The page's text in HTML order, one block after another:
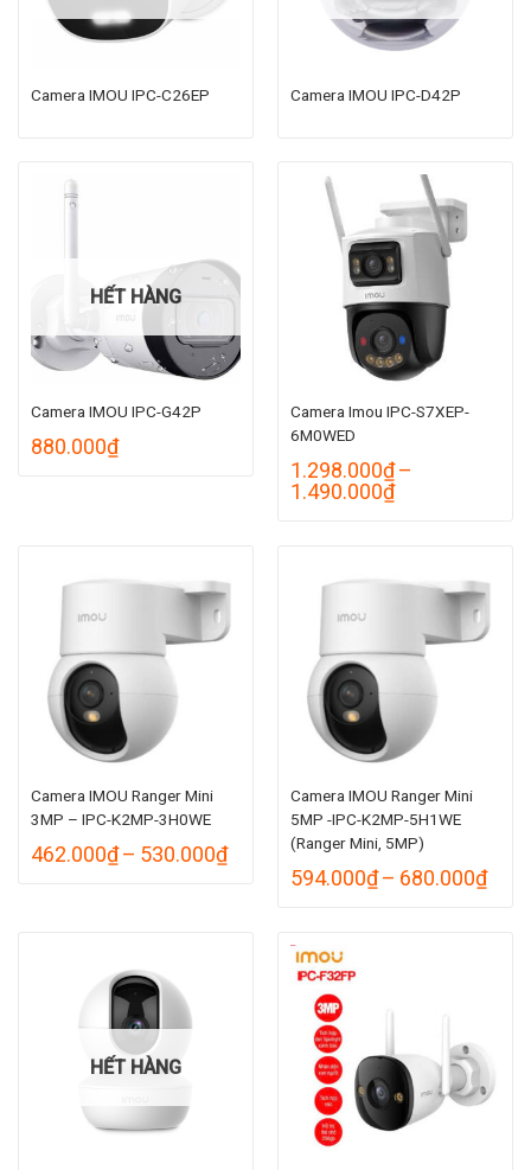
Camera IMOU IPC-C26EP Camera IMOU IPC-D42P
HẾT HÀNG
Camera IMOU IPC-G42P
880.000₫
Camera Imou IPC-S7XEP-
6M0WED
1.298.000₫ –
1.490.000₫Khoảng
1.490.000₫
Camera IMOU Ranger Mini
3MP – IPC-K2MP-3H0WE
462.000₫ – 530.000₫Khoảng
530.000₫
Camera IMOU Ranger Mini
5MP -IPC-K2MP-5H1WE
(Ranger Mini, 5MP)
594.000₫ – 680.000₫
HẾT HÀNG